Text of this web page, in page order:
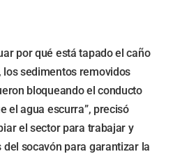
por qué está tapado el caño
los sedimentos removidos
bloqueando el conducto
el agua escurra”, precisó
el sector para trabajar y
socavón para garantizar la